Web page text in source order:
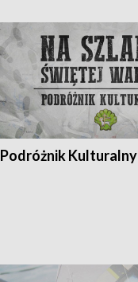
Podróżnik Kulturalny